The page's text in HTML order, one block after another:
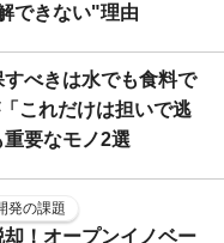
できない"理由
べきは水でも食料で
これだけは担いで逃
要なモノ2選
発の課題
！オープンイノベー